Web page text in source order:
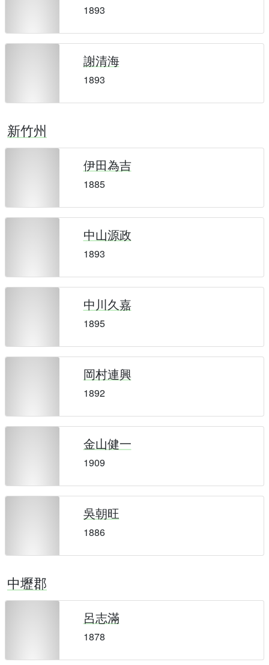
1893
謝清海
1893
新竹州
伊田為吉
1885
中山源政
1893
中川久嘉
1895
岡村連興
1892
金山健一
1909
吳朝旺
1886
中壢郡
呂志滿
1878